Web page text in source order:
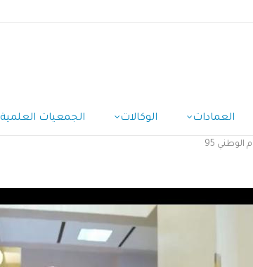
العمادات الوكالات الجمعيات العلمية
الوطني 95